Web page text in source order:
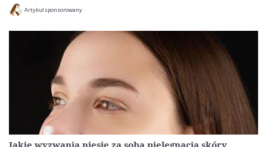
Artykuł sponsorowany
Jakie wyzwania niesie za sobą pielęgnacja skóry